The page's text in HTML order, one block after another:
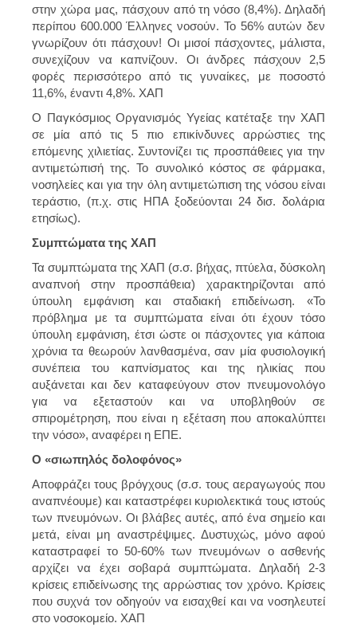
στην χώρα μας, πάσχουν από τη νόσο (8,4%). Δηλαδή
περίπου 600.000 Έλληνες νοσούν. Το 56% αυτών δεν
γνωρίζουν ότι πάσχουν! Οι μισοί πάσχοντες, μάλιστα,
συνεχίζουν να καπνίζουν. Οι άνδρες πάσχουν 2,5
φορές περισσότερο από τις γυναίκες, με ποσοστό
11,6%, έναντι 4,8%. ΧΑΠ
Ο Παγκόσμιος Οργανισμός Υγείας κατέταξε την ΧΑΠ
σε μία από τις 5 πιο επικίνδυνες αρρώστιες της
επόμενης χιλιετίας. Συντονίζει τις προσπάθειες για την
αντιμετώπισή της. Το συνολικό κόστος σε φάρμακα,
νοσηλείες και για την όλη αντιμετώπιση της νόσου είναι
τεράστιο, (π.χ. στις ΗΠΑ ξοδεύονται 24 δισ. δολάρια
ετησίως).
Συμπτώματα της ΧΑΠ
Τα συμπτώματα της ΧΑΠ (σ.σ. βήχας, πτύελα, δύσκολη
αναπνοή στην προσπάθεια) χαρακτηρίζονται από
ύπουλη εμφάνιση και σταδιακή επιδείνωση. «Το
πρόβλημα με τα συμπτώματα είναι ότι έχουν τόσο
ύπουλη εμφάνιση, έτσι ώστε οι πάσχοντες για κάποια
χρόνια τα θεωρούν λανθασμένα, σαν μία φυσιολογική
συνέπεια του καπνίσματος και της ηλικίας που
αυξάνεται και δεν καταφεύγουν στον πνευμονολόγο
για να εξεταστούν και να υποβληθούν σε
σπιρομέτρηση, που είναι η εξέταση που αποκαλύπτει
την νόσο», αναφέρει η ΕΠΕ.
Ο «σιωπηλός δολοφόνος»
Αποφράζει τους βρόγχους (σ.σ. τους αεραγωγούς που
αναπνέουμε) και καταστρέφει κυριολεκτικά τους ιστούς
των πνευμόνων. Οι βλάβες αυτές, από ένα σημείο και
μετά, είναι μη αναστρέψιμες. Δυστυχώς, μόνο αφού
καταστραφεί το 50-60% των πνευμόνων ο ασθενής
αρχίζει να έχει σοβαρά συμπτώματα. Δηλαδή 2-3
κρίσεις επιδείνωσης της αρρώστιας τον χρόνο. Κρίσεις
που συχνά τον οδηγούν να εισαχθεί και να νοσηλευτεί
στο νοσοκομείο. ΧΑΠ